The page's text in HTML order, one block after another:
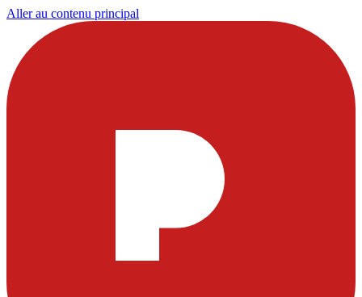
Aller au contenu principal